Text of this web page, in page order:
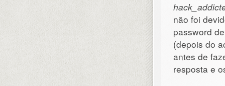
não foi
password
(depois do
antes de
resposta e